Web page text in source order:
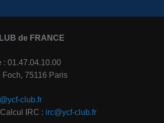
de FRANCE
: 01.47.04.10.00
Foch, 75116 Paris
club.fr
IRC : irc@ycf-club.fr